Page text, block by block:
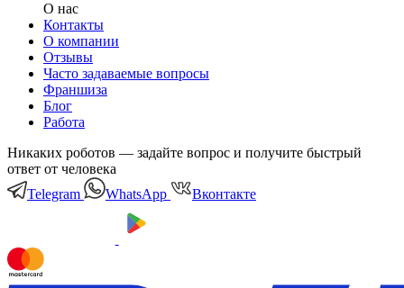
О нас
Контакты
О компании
Отзывы
Часто задаваемые вопросы
Франшиза
Блог
Работа
Никаких роботов — задайте вопрос и получите быстрый
ответ от человека
Telegram
WhatsApp Вконтакте